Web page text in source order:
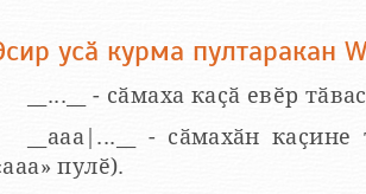
усӑ курма пултаракан
__...__ - сӑмаха каҫӑ евӗр
__aaa|...__ - сӑмахӑн
пулӗ).